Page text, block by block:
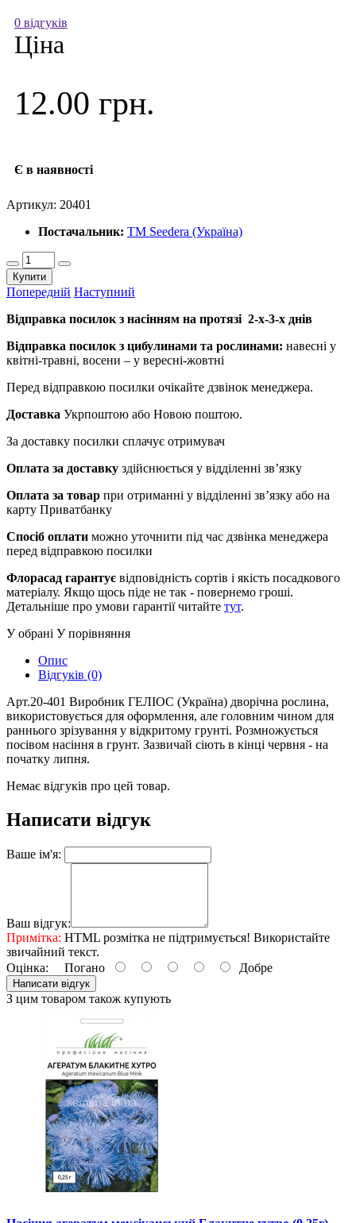
0 відгуків
Ціна
12.00 грн.
Є в наявності
Артикул: 20401
Постачальник: ТМ Seedera (Україна)
Купити
Попередній Наступний
Відправка посилок з насінням на протязі 2-х-3-х днів
Відправка посилок з цибулинами та рослинами: навесні у
квітні-травні, восени – у вересні-жовтні
Перед відправкою посилки очікайте дзвінок менеджера.
Доставка Укрпоштою або Новою поштою.
За доставку посилки сплачує отримувач
Оплата за доставку здійснюється у відділенні зв’язку
Оплата за товар при отриманні у відділенні зв’язку або на
карту Приватбанку
Спосіб оплати можно уточнити під час дзвінка менеджера
перед відправкою посилки
Флорасад гарантує відповідність сортів і якість посадкового
матеріалу. Якщо щось піде не так - повернемо гроші.
Детальніше про умови гарантії читайте тут.
У обрані У порівняння
Опис
Відгуків (0)
Арт.20-401 Виробник ГЕЛІОС (Україна) дворічна рослина,
використовується для оформлення, але головним чином для
раннього зрізування у відкритому грунті. Розмножується
посівом насіння в грунт. Зазвичай сіють в кінці червня - на
початку липня.
Немає відгуків про цей товар.
Написати відгук
Ваше ім'я:
Ваш відгук:
Примітка: HTML розмітка не підтримується! Використайте
звичайний текст.
Оцінка: Погано Добре
Написати відгук
З цим товаром також купують